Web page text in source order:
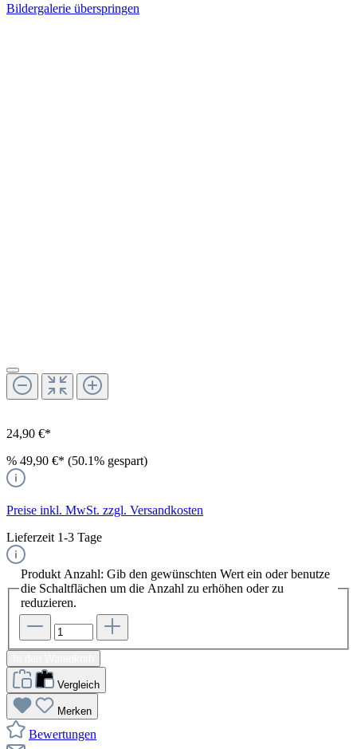
Bildergalerie überspringen
24,90 €*
% 49,90 €* (50.1% gespart)
Preise inkl. MwSt. zzgl. Versandkosten
Lieferzeit 1-3 Tage
Produkt Anzahl: Gib den gewünschten Wert ein oder benutze
die Schaltflächen um die Anzahl zu erhöhen oder zu
reduzieren.
Vergleich
Merken
Bewertungen